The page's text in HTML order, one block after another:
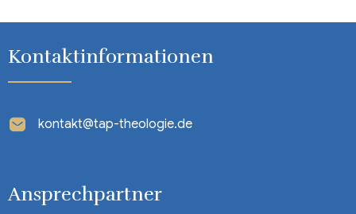
Kontaktinformationen
kontakt@tap-theologie.de
Ansprechpartner